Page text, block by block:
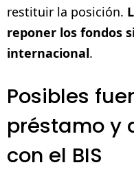
restituir la posición.
reponer los fondos
internacional.
Posibles
préstamo y
con el BIS